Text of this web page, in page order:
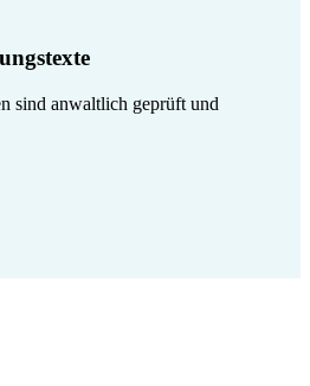
sind anwaltlich geprüft und